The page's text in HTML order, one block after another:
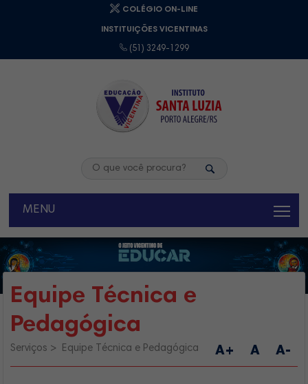
COLÉGIO ON-LINE
INSTITUIÇÕES VICENTINAS
(51) 3249-1299
MENU
Equipe Técnica e
Pedagógica
Serviços Equipe Técnica e Pedagógica A+ A A-